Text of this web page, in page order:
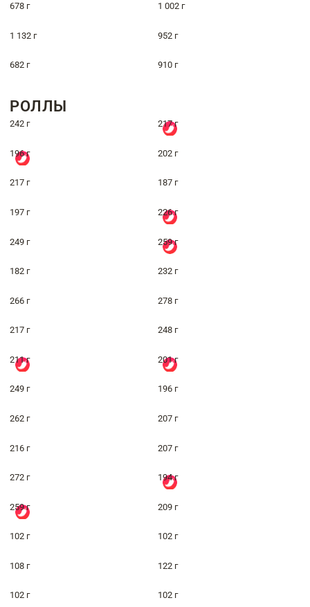
678 г 1 002 г
1 132 г 952 г
682 г 910 г
РОЛЛЫ
242 г 217 г
196 г 202 г
217 г 187 г
197 г 226 г
249 г 259 г
182 г 232 г
266 г 278 г
217 г 248 г
211 г 201 г
249 г 196 г
262 г 207 г
216 г 207 г
272 г 194 г
259 г 209 г
102 г 102 г
108 г 122 г
102 г 102 г